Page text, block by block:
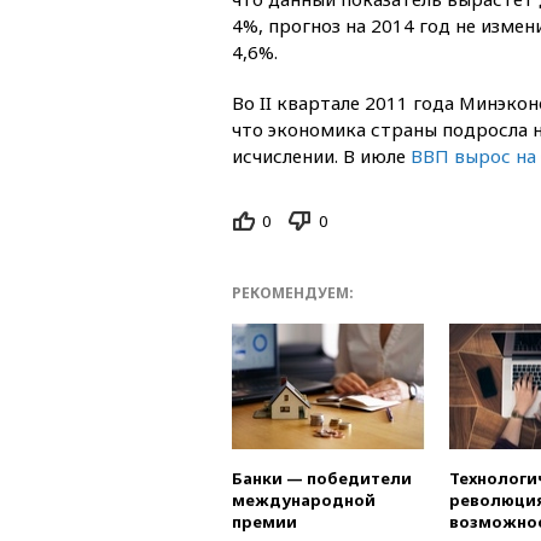
4%, прогноз на 2014 год не
4,6%.
Во II квартале 2011 года
что экономика страны подросла
исчислении. В июле ВВП вырос на
0 0
РЕКОМЕНДУЕМ:
Банки — победители
международной
премии